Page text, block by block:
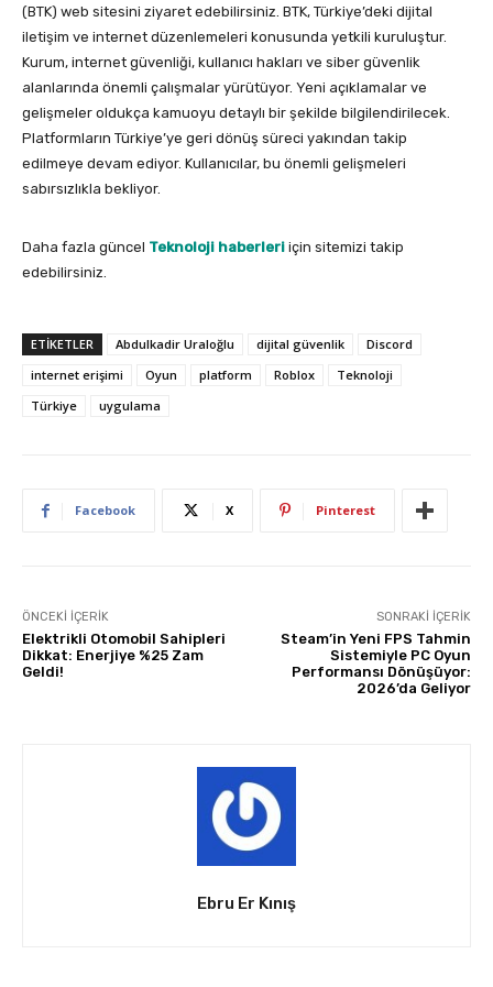
(BTK) web sitesini ziyaret edebilirsiniz. BTK, Türkiye’deki dijital
iletişim ve internet düzenlemeleri konusunda yetkili kuruluştur.
Kurum, internet güvenliği, kullanıcı hakları ve siber güvenlik
alanlarında önemli çalışmalar yürütüyor. Yeni açıklamalar ve
gelişmeler oldukça kamuoyu detaylı bir şekilde bilgilendirilecek.
Platformların Türkiye’ye geri dönüş süreci yakından takip
edilmeye devam ediyor. Kullanıcılar, bu önemli gelişmeleri
sabırsızlıkla bekliyor.
Daha fazla güncel Teknoloji haberleri için sitemizi takip
edebilirsiniz.
ETIKETLER Abdulkadir Uraloğlu dijital güvenlik
Discord
internet erişimi
Oyun platform Roblox
Teknoloji
Türkiye
uygulama
Facebook X Pinterest
ÖNCEKI İÇERIK
Elektrikli Otomobil Sahipleri
Dikkat: Enerjiye %25 Zam
Geldi!
SONRAKI İÇERIK
Steam’in Yeni FPS Tahmin
Sistemiyle PC Oyun
Performansı Dönüşüyor:
2026’da Geliyor
Ebru Er Kınış